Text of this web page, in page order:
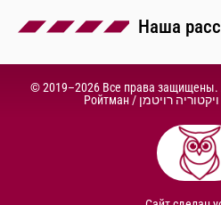
Наша
© 2019–2026 Все права защищены.
Ройтман / רויטמן